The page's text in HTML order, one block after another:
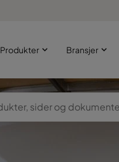
Produkter Bransjer